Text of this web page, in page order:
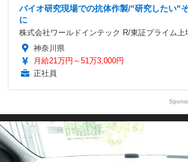
バイオ研究現場での抗体作製/"研究したい"
に
株式会社ワールドインテック R/東証プライム上
神奈川県
月給21万円～51万3,000円
正社員